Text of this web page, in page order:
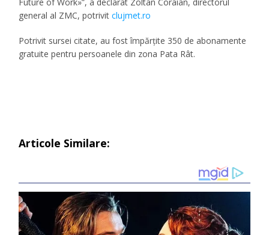
general al ZMC, potrivitclujmet.ro
Potrivit sursei citate, au fost împărțite 350 de abonamente
gratuite pentru persoanele din zona Pata Rât.
Articole Similare: